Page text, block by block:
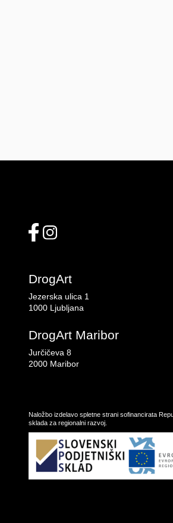
DrogArt
Jezerska ulica 1
1000 Ljubljana
DrogArt Maribor
Jurčičeva 8
2000 Maribor
Naložbo izdelavo spletne strani sofinancirata
sklada za regionalni razvoj.